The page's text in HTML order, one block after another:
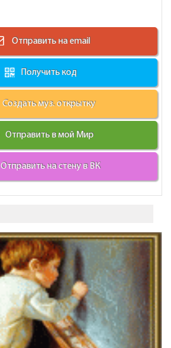
Отправить на email
Получить код
Создать муз. открытку
Отправить в мой Мир
Отправить на стену в ВК